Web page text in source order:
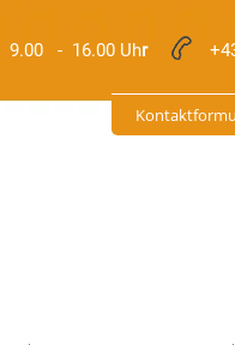
9.00 - 16.00 Uhr